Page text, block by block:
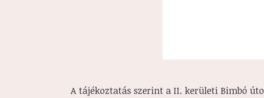
A tájékoztatás szerint a II. kerületi Bimbó